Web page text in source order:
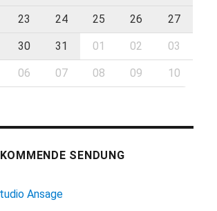
23 24 25 26 27
30 31 01 02 03
06 07 08 09 10
KOMMENDE SENDUNG
Ansage